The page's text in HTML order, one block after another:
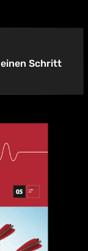
Schritt